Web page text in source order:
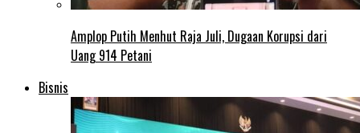
Amplop Putih Menhut Raja Juli, Dugaan Korupsi dari
Uang 914 Petani
Bisnis